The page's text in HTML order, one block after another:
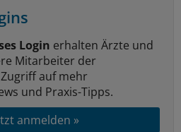
Login erhalten Ärzte und
Mitarbeiter der
auf mehr
und Praxis-Tipps.
anmelden »